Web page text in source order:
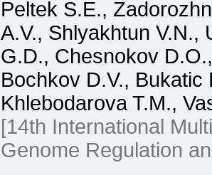
Peltek S.E.,
A.V., Shlyakhtun V.N.,
G.D., Chesnokov
Bochkov D.V., Bukatic
Khlebodarova T.M.,
[14th International
Genome Regulation